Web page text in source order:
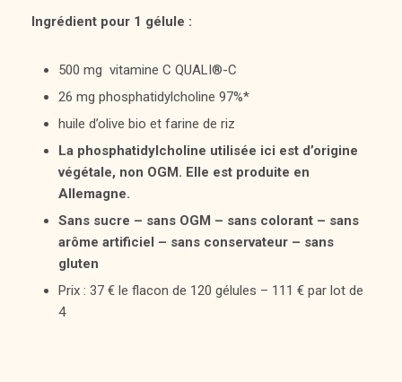
Ingrédient pour 1 gélule :
500 mg vitamine C QUALI®-C
26 mg phosphatidylcholine 97%*
huile d’olive bio et farine de riz
La phosphatidylcholine utilisée ici est d’origine
végétale, non OGM. Elle est produite en
Allemagne.
Sans sucre – sans OGM – sans colorant – sans
arôme artificiel – sans conservateur – sans
gluten
Prix : 37 € le flacon de 120 gélules – 111 € par lot de
4